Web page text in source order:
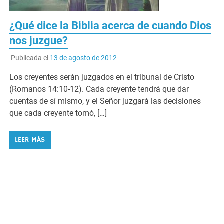
¿Qué dice la Biblia acerca de cuando Dios
nos juzgue?
Publicada el 13 de agosto de 2012
Los creyentes serán juzgados en el tribunal de Cristo
(Romanos 14:10-12). Cada creyente tendrá que dar
cuentas de sí mismo, y el Señor juzgará las decisiones
que cada creyente tomó, […]
LEER MÁS